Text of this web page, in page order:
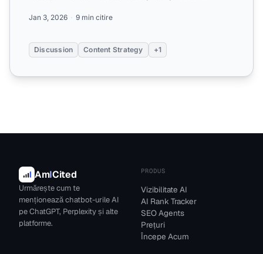
Jan 3, 2026 9 min citire
Discussion Content Strategy +1
AmICited
Urmărește cum te
menționează chatbot-urile AI
pe ChatGPT, Perplexity și alte
platforme.
PRODUS
Vizibilitate AI
AI Rank Tracker
SEO Agents
Prețuri
Începe Acum